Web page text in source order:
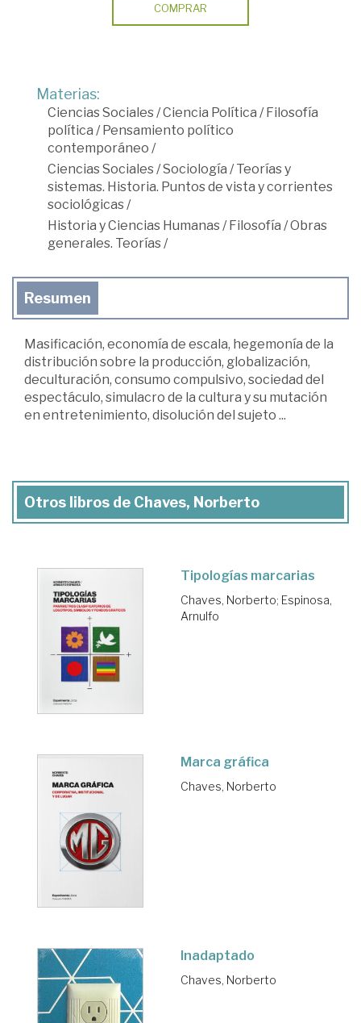
COMPRAR
Materias:
Ciencias Sociales /Ciencia Política /Filosofía
política /Pensamiento político
contemporáneo /
Ciencias Sociales /Sociología /Teorías y
sistemas. Historia. Puntos de vista y corrientes
sociológicas /
Historia y Ciencias Humanas /Filosofía /Obras
generales. Teorías /
Resumen
Masificación, economía de escala, hegemonía de la
distribución sobre la producción, globalización,
deculturación, consumo compulsivo, sociedad del
espectáculo, simulacro de la cultura y su mutación
en entretenimiento, disolución del sujeto ...
Otros libros de Chaves, Norberto
Tipologías marcarias
Chaves, Norberto; Espinosa,
Arnulfo
Marca gráfica
Chaves, Norberto
Inadaptado
Chaves, Norberto